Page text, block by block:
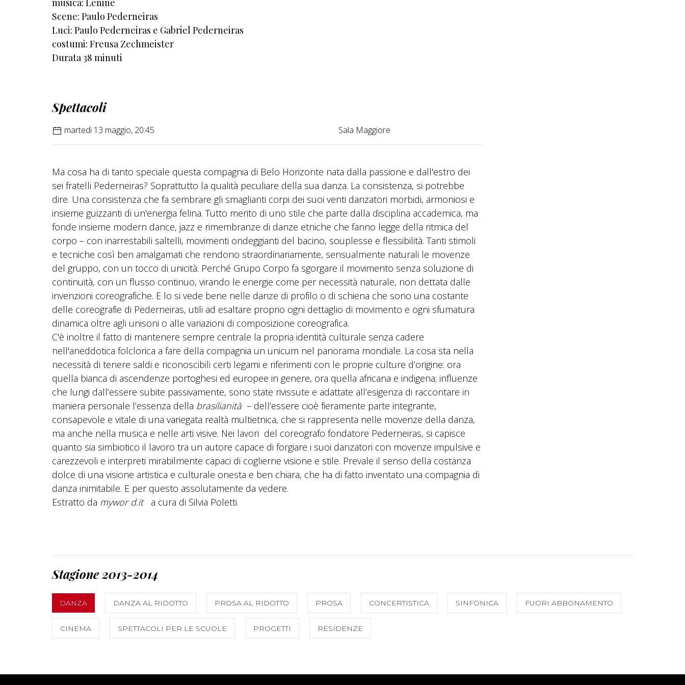
musica: Lenine
Scene: Paulo Pederneiras
Luci: Paulo Pederneiras e Gabriel Pederneiras
costumi: Freusa Zechmeister
Durata 38 minuti
Spettacoli
martedì 13 maggio, 20:45 Sala Maggiore
Ma cosa ha di tanto speciale questa compagnia di Belo Horizonte nata dalla passione e dall'estro dei
sei fratelli Pederneiras? Soprattutto la qualità peculiare della sua danza. La consistenza, si potrebbe
dire. Una consistenza che fa sembrare gli smaglianti corpi dei suoi venti danzatori morbidi, armoniosi e
insieme guizzanti di un'energia felina. Tutto merito di uno stile che parte dalla disciplina accademica, ma
fonde insieme modern dance, jazz e rimembranze di danze etniche che fanno legge della ritmica del
corpo – con inarrestabili saltelli, movimenti ondeggianti del bacino, souplesse e flessibilità. Tanti stimoli
e tecniche così ben amalgamati che rendono straordinariamente, sensualmente naturali le movenze
del gruppo, con un tocco di unicità. Perché Grupo Corpo fa sgorgare il movimento senza soluzione di
continuità, con un flusso continuo, virando le energie come per necessità naturale, non dettata dalle
invenzioni coreografiche. E lo si vede bene nelle danze di profilo o di schiena che sono una costante
delle coreografie di Pederneiras, utili ad esaltare proprio ogni dettaglio di movimento e ogni sfumatura
dinamica oltre agli unisoni o alle variazioni di composizione coreografica.
C'è inoltre il fatto di mantenere sempre centrale la propria identità culturale senza cadere
nell'aneddotica folclorica a fare della compagnia un unicum nel panorama mondiale. La cosa sta nella
necessità di tenere saldi e riconoscibili certi legami e riferimenti con le proprie culture d’origine: ora
quella bianca di ascendenze portoghesi ed europee in genere, ora quella africana e indigena; influenze
che lungi dall’essere subite passivamente, sono state rivissute e adattate all’esigenza di raccontare in
maniera personale l’essenza della brasilianità – dell’essere cioè fieramente parte integrante,
consapevole e vitale di una variegata realtà multietnica, che si rappresenta nelle movenze della danza,
ma anche nella musica e nelle arti visive. Nei lavori del coreografo fondatore Pederneiras, si capisce
quanto sia simbiotico il lavoro tra un autore capace di forgiare i suoi danzatori con movenze impulsive e
carezzevoli e interpreti mirabilmente capaci di coglierne visione e stile. Prevale il senso della costanza
dolce di una visione artistica e culturale onesta e ben chiara, che ha di fatto inventato una compagnia di
danza inimitabile. E per questo assolutamente da vedere.
Estratto da mywor d.it a cura di Silvia Poletti
Stagione 2013-2014
DANZA DANZA AL RIDOTTO PROSA AL RIDOTTO PROSA CONCERTISTICA SINFONICA FUORI ABBONAMENTO
CINEMA SPETTACOLI PER LE SCUOLE PROGETTI RESIDENZE